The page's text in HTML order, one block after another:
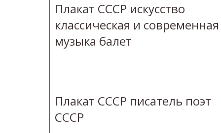
Плакат СССР искусство
классическая и современная
музыка балет
Плакат СССР писатель поэт
СССР